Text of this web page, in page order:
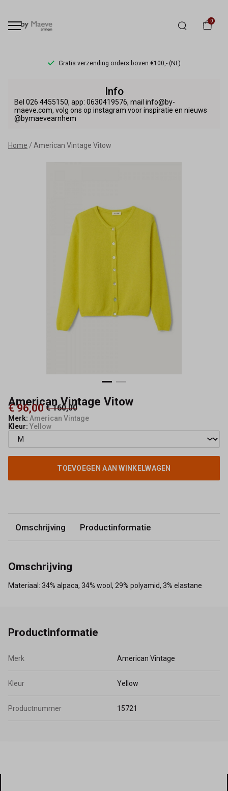
0
Gratis verzending orders boven €100,- (NL)
Vintage
Vitow
Info
Bel 026 4455150, app: 0630419576, mail info@by-
maeve.com, volg ons op instagram voor inspiratie en nieuws
@bymaevearnhem
Home American Vintage Vitow
American Vintage Vitow
€ 96,00 € 160,00
Merk: American Vintage
Kleur: Yellow
TOEVOEGEN AAN WINKELWAGEN
Omschrijving Productinformatie
Omschrijving
Materiaal: 34% alpaca, 34% wool, 29% polyamid, 3% elastane
Productinformatie
Merk American Vintage
Kleur Yellow
Productnummer 15721